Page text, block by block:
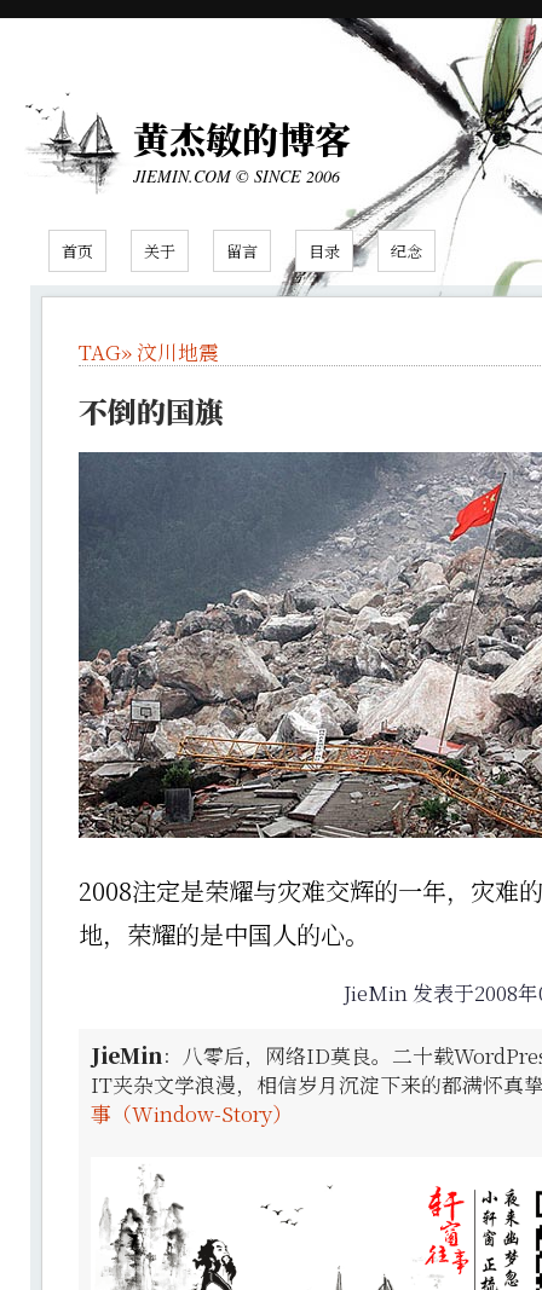
黄杰敏的博客
JIEMIN.COM © SINCE 2006
首页 关于 留言 目录 纪念
TAG» 汶川地震
不倒的国旗
2008注定是荣耀与灾难交辉的一年，灾难
地，荣耀的是中国人的心。
JieMin 发表于2008
JieMin：八零后，网络ID莫良。二十载
IT夹杂文学浪漫，相信岁月沉淀下来的都满怀真
事（Window-Story）